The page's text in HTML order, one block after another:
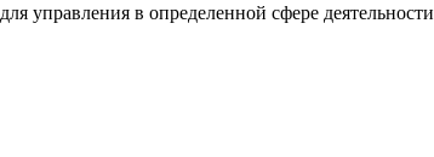
управления в определенной сфере деятельности